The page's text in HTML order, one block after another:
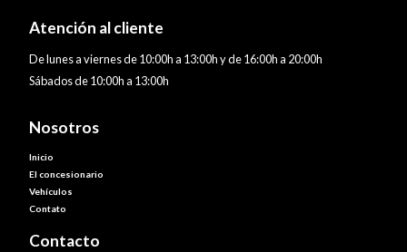
Atención al cliente
De lunes a viernes de 10:00h a 13:00h y de 16:00h a 20:00h
Sábados de 10:00h a 13:00h
Nosotros
Inicio
El concesionario
Vehículos
Contato
Contacto